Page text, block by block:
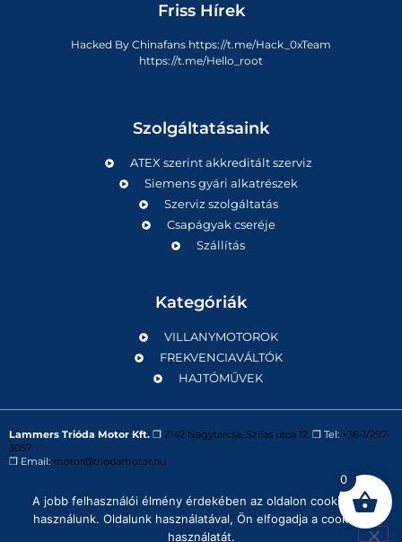
Friss Hírek
Hacked By Chinafans https://t.me/Hack_0xTeam
https://t.me/Hello_root
Szolgáltatásaink
ATEX szerint akkreditált szerviz
Siemens gyári alkatrészek
Szerviz szolgáltatás
Csapágyak cseréje
Szállítás
Kategóriák
VILLANYMOTOROK
FREKVENCIAVÁLTÓK
HAJTÓMŰVEK
Lammers Trióda Motor Kft. ❒ 2142 Nagytarcsa, Szilas utca 12. ❒ Tel: +36-1/297-
3057
❒ Email: motor@triodamotor.hu
Powered byDigit-Now Kft.
Adatvédelmi tájékoztató
0
A jobb felhasználói élmény érdekében az oldalon cookie-kat
használunk. Oldalunk használatával, Ön elfogadja a cookie-k
használatát.